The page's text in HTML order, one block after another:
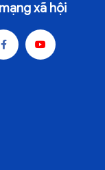
xã hội